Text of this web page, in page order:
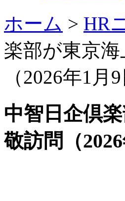
ホーム > HR
楽部が東京
（2026年1月9
中智日企倶
敬訪問（2026